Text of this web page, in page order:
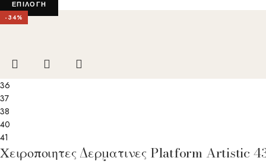
ΕΠΙΛΟΓΉ
-34%
36
37
38
40
41
Χειροποιητες Δερματινες Platform